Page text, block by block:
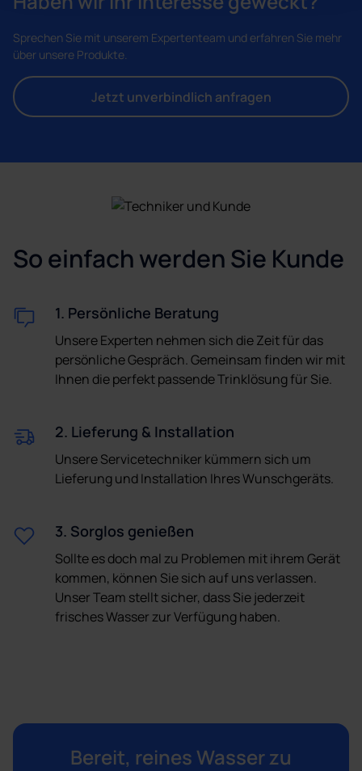
Sprechen Sie mit unserem Expertenteam und erfahren Sie mehr
über unsere Produkte.
Jetzt unverbindlich anfragen
So einfach werden Sie Kunde
1. Persönliche Beratung
Unsere Experten nehmen sich die Zeit für das
persönliche Gespräch. Gemeinsam finden wir mit
Ihnen die perfekt passende Trinklösung für Sie.
2. Lieferung & Installation
Unsere Servicetechniker kümmern sich um
Lieferung und Installation Ihres Wunschgeräts.
3. Sorglos genießen
Sollte es doch mal zu Problemen mit ihrem Gerät
kommen, können Sie sich auf uns verlassen.
Unser Team stellt sicher, dass Sie jederzeit
frisches Wasser zur Verfügung haben.
Bereit, reines Wasser zu